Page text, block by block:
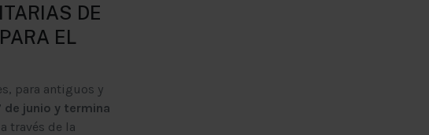
DE
EL
para antiguos y
de junio y termina
través de la